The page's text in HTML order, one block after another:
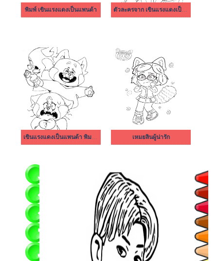
พิมพ์ เขินแรงแดงเป็นแพนด้า ตัวละครจาก เขินแรงแดงเป็นแพนด้า
เขินแรงแดงเป็นแพนด้า พิมพ์ได้ เหมยลินผู้น่ารัก